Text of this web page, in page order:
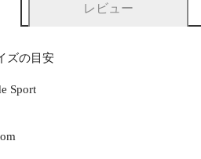
レビュー
ズの目安
Sport